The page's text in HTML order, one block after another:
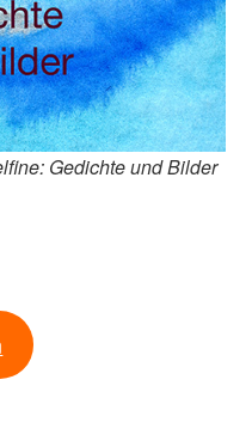
Gedichte und Bilder